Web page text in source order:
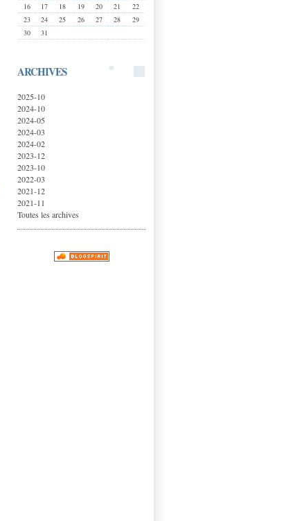
16
17 18 19 20 21
22
23
24 25 26 27 28
29
30
31
ARCHIVES
2025-10
2024-10
2024-05
2024-03
2024-02
2023-12
2023-10
2022-03
2021-12
2021-11
Toutes les archives